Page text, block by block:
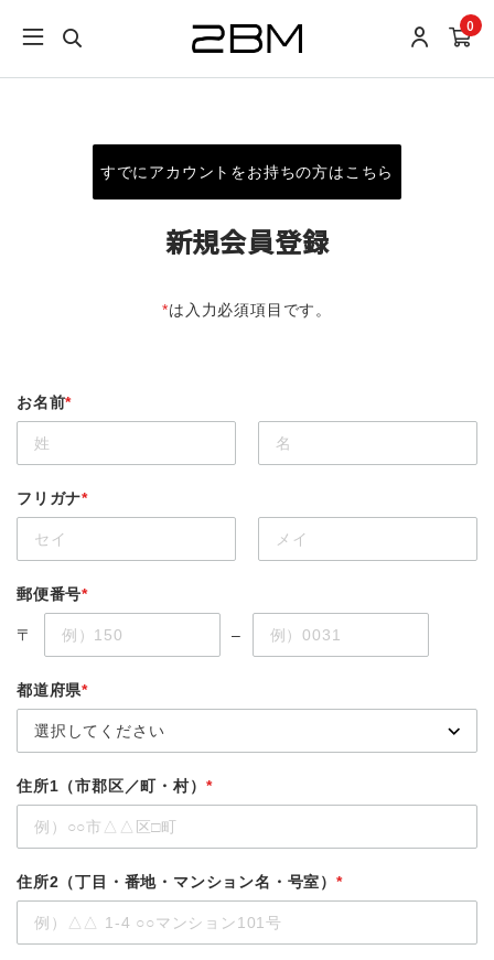
0
すでにアカウントをお持ちの方はこちら
新規会員登録
*は入力必須項目です。
お名前*
フリガナ*
郵便番号*
〒 –
都道府県*
住所1（市郡区／町・村） *
住所2（丁目・番地・マンション名・号室） *